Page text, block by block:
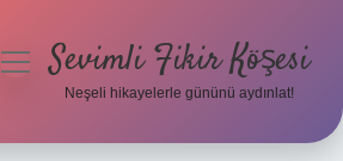
menüyüSevimli Fikir Köşesi
Neşeli hikayelerle gününü aydınlat!